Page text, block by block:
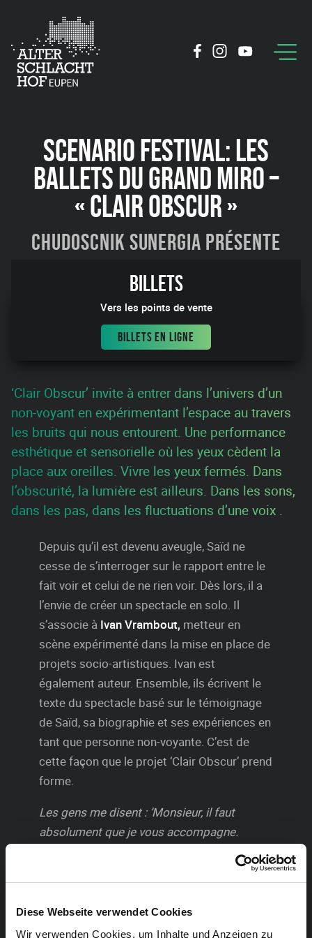
Diese Webseite verwendet Cookies
Wir verwenden Cookies, um Inhalte und Anzeigen zu
SCENARIO FESTIVAL: LES
BALLETS DU GRAND MIRO –
« CLAIR OBSCUR »
Chudoscnik Sunergia présente
09:26
Billets
Vers les points de vente
BILLETS EN LIGNE
‘Clair Obscur’ invite à entrer dans l’univers d’un
non-voyant en expérimentant l’espace au travers
les bruits qui nous entourent. Une performance
esthétique et sensorielle où les yeux cèdent la
place aux oreilles. Vivre les yeux fermés. Dans
l’obscurité, la lumière est ailleurs. Dans les sons,
dans les pas, dans les fluctuations d’une voix .
Depuis qu’il est devenu aveugle, Saïd ne
cesse de s’interroger sur le rapport entre le
fait voir et celui de ne rien voir. Dès lors, il a
l’envie de créer un spectacle en solo. Il
s’associe à Ivan Vrambout, metteur en
scène expérimenté dans la mise en place de
projets socio-artistiques. Ivan est
également auteur. Ensemble, ils écrivent le
texte du spectacle basé sur le témoignage
de Saïd, sa biographie et ses expériences en
tant que personne non-voyante. C’est de
cette façon que le projet ‘Clair Obscur’ prend
forme.
Les gens me disent : ’Monsieur, il faut
absolument que je vous accompagne.
Attention, il y a des escaliers ! Voulez-vous
que je vous porte ?…’ Je m’appelle Saïd
de 14 ans, j’ai perdu la vue. Les escaliers, je
les dévale à tout va… Ce spectacle écrit avec